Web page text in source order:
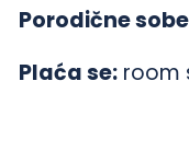
Porodične sobe
Plaća se:room